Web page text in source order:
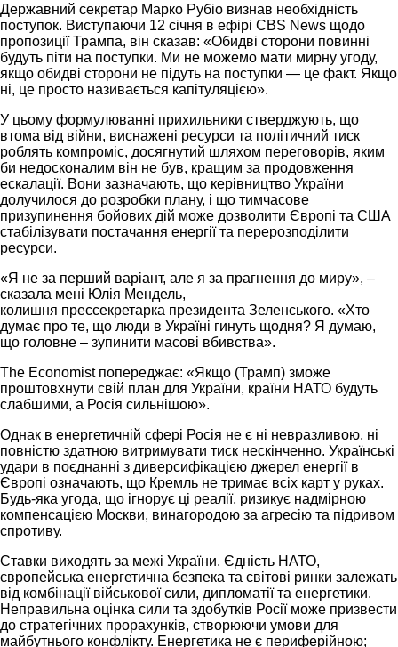
Державний секретар Марко Рубіо визнав необхідність
поступок. Виступаючи 12 січня в ефірі CBS News щодо
пропозиції Трампа, він сказав: «Обидві сторони повинні
будуть піти на поступки. Ми не можемо мати мирну угоду,
якщо обидві сторони не підуть на поступки — це факт. Якщо
ні, це просто називається капітуляцією».
У цьому формулюванні прихильники стверджують, що
втома від війни, виснажені ресурси та політичний тиск
роблять компроміс, досягнутий шляхом переговорів, яким
би недосконалим він не був, кращим за продовження
ескалації. Вони зазначають, що керівництво України
долучилося до розробки плану, і що тимчасове
призупинення бойових дій може дозволити Європі та США
стабілізувати постачання енергії та перерозподілити
ресурси.
«Я не за перший варіант, але я за прагнення до миру», –
сказала мені Юлія Мендель,
колишня прессекретарка президента Зеленського. «Хто
думає про те, що люди в Україні гинуть щодня? Я думаю,
що головне – зупинити масові вбивства».
The Economist попереджає: «Якщо (Трамп) зможе
проштовхнути свій план для України, країни НАТО будуть
слабшими, а Росія сильнішою».
Однак в енергетичній сфері Росія не є ні невразливою, ні
повністю здатною витримувати тиск нескінченно. Українські
удари в поєднанні з диверсифікацією джерел енергії в
Європі означають, що Кремль не тримає всіх карт у руках.
Будь-яка угода, що ігнорує ці реалії, ризикує надмірною
компенсацією Москви, винагородою за агресію та підривом
спротиву.
Ставки виходять за межі України. Єдність НАТО,
європейська енергетична безпека та світові ринки залежать
від комбінації військової сили, дипломатії та енергетики.
Неправильна оцінка сили та здобутків Росії може призвести
до стратегічних прорахунків, створюючи умови для
майбутнього конфлікту. Енергетика не є периферійною;